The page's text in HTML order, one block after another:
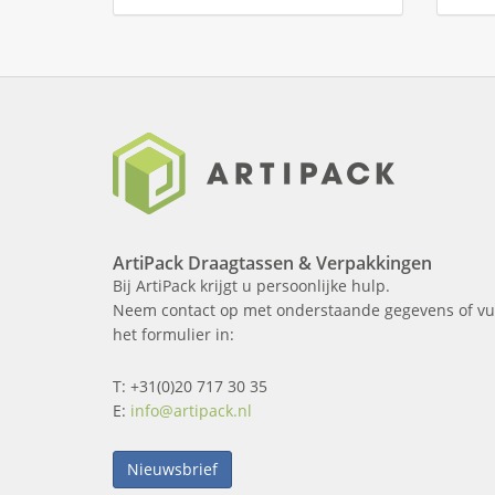
ArtiPack Draagtassen & Verpakkingen
Bij ArtiPack krijgt u persoonlijke hulp.
Neem contact op met onderstaande gegevens of
het formulier in:
T: +31(0)20 717 30 35
E: info@artipack.nl
Nieuwsbrief